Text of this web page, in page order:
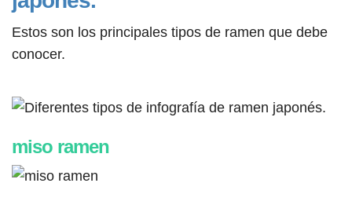
Estos son los principales tipos de ramen que debe
conocer.
miso ramen